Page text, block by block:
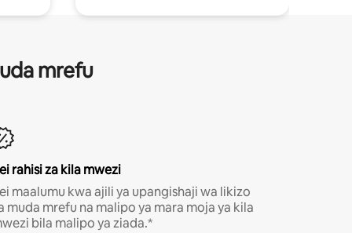
mrefu
rahisi za kila mwezi
maalumu kwa ajili ya upangishaji wa likizo
muda mrefu na malipo ya mara moja ya kila
bila malipo ya ziada.*